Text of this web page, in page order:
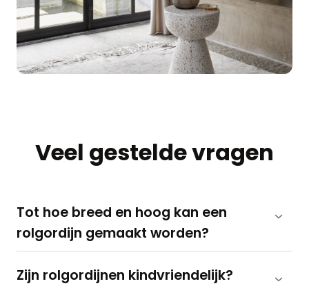
Veel gestelde vragen
Tot hoe breed en hoog kan een
rolgordijn gemaakt worden?
Zijn rolgordijnen kindvriendelijk?